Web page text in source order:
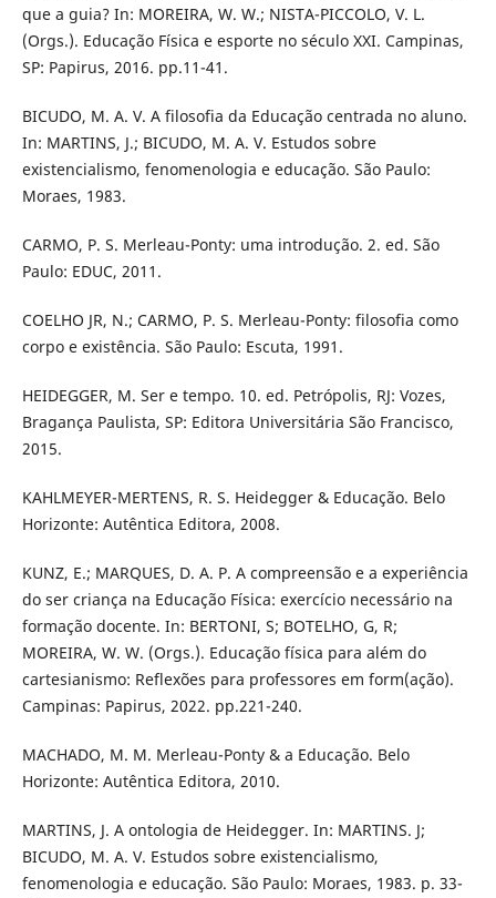
que a guia? In: MOREIRA, W. W.; NISTA-PICCOLO, V. L.
(Orgs.). Educação Física e esporte no século XXI. Campinas,
SP: Papirus, 2016. pp.11-41.
BICUDO, M. A. V. A filosofia da Educação centrada no aluno.
In: MARTINS, J.; BICUDO, M. A. V. Estudos sobre
existencialismo, fenomenologia e educação. São Paulo:
Moraes, 1983.
CARMO, P. S. Merleau-Ponty: uma introdução. 2. ed. São
Paulo: EDUC, 2011.
COELHO JR, N.; CARMO, P. S. Merleau-Ponty: filosofia como
corpo e existência. São Paulo: Escuta, 1991.
HEIDEGGER, M. Ser e tempo. 10. ed. Petrópolis, RJ: Vozes,
Bragança Paulista, SP: Editora Universitária São Francisco,
2015.
KAHLMEYER-MERTENS, R. S. Heidegger & Educação. Belo
Horizonte: Autêntica Editora, 2008.
KUNZ, E.; MARQUES, D. A. P. A compreensão e a experiência
do ser criança na Educação Física: exercício necessário na
formação docente. In: BERTONI, S; BOTELHO, G, R;
MOREIRA, W. W. (Orgs.). Educação física para além do
cartesianismo: Reflexões para professores em form(ação).
Campinas: Papirus, 2022. pp.221-240.
MACHADO, M. M. Merleau-Ponty & a Educação. Belo
Horizonte: Autêntica Editora, 2010.
MARTINS, J. A ontologia de Heidegger. In: MARTINS. J;
BICUDO, M. A. V. Estudos sobre existencialismo,
fenomenologia e educação. São Paulo: Moraes, 1983. p. 33-